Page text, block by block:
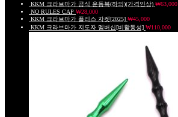
KKM 크라브마가 공식 운동복(하의)(가격인상) ₩63,000
NO RULES CAP ₩28,000
KKM 크라브마가 플리스 자켓[2025] ₩45,000
KKM 크라브마가 지도자 멤버십[비활동성] ₩110,000